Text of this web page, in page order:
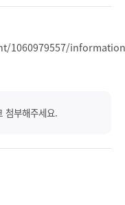
1060979557/information
첨부해주세요.